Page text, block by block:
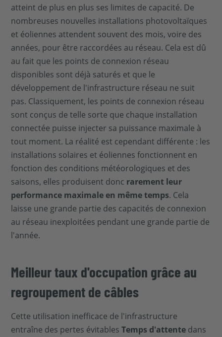
atteint de plus en plus ses limites de capacité. De
nombreuses nouvelles installations photovoltaïques
et éoliennes attendent souvent des mois, voire des
années, pour être raccordées au réseau. Cela est dû
au fait que les points de connexion réseau
disponibles sont déjà saturés et que le
développement de l'infrastructure réseau ne suit
pas. Classiquement, les points de connexion réseau
sont conçus de telle sorte que chaque installation
connectée puisse injecter sa puissance maximale à
tout moment. La réalité est cependant différente : les
installations solaires et éoliennes fonctionnent en
fonction des conditions météorologiques et des
saisons, elles produisent donc rarement leur
performance maximale en même temps. Cela
laisse une grande partie des capacités de connexion
au réseau inexploitées pendant une grande partie de
l'année.
Meilleur taux d'occupation grâce au
regroupement de câbles
Cette utilisation inefficace de l'infrastructure
entraîne des pertes évitablesTemps d'attente dans